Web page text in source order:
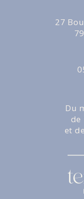
27
Du
de
et